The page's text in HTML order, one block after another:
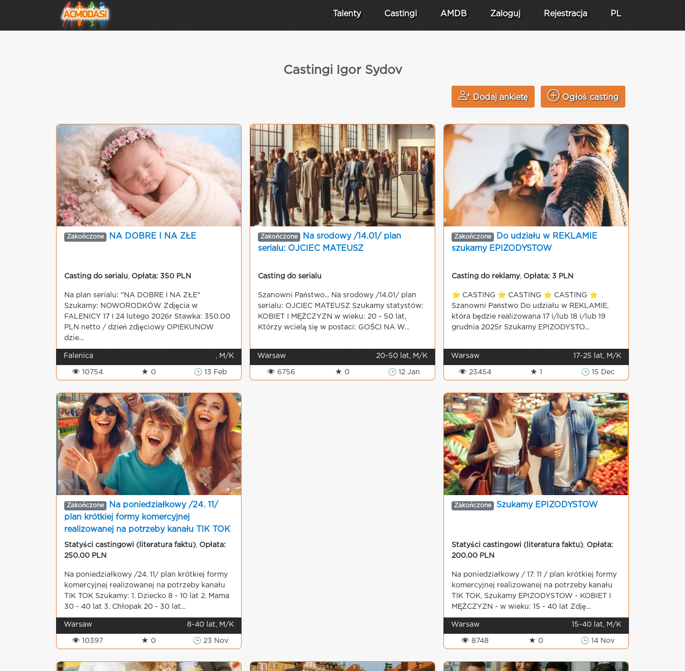
Talenty Castingi AMDB Zaloguj Rejestracja PL
Castingi Igor Sydov
Dodaj ankietę Ogłoś casting
Zakończone NA DOBRE I NA ZŁE
Casting do serialu Opłata: 350 PLN
Na plan serialu: "NA DOBRE I NA ZŁE"
Szukamy: NOWORODKÓW Zdjęcia w
FALENICY 17 I 24 lutego 2026r Stawka: 350.00
PLN netto / dzień zdjęciowy OPIEKUNOW
dzie...
Falenica , M/K
👁 10754 ★ 0 🕒 13 Feb
Zakończone
Na srodowy /14.01/ plan
serialu: OJCIEC MATEUSZ
Casting do serialu
Szanowni Państwo... Na srodowy /14.01/ plan
serialu: OJCIEC MATEUSZ Szukamy statystów:
KOBIET I MĘŻCZYZN w wieku: 20 - 50 lat,
Którzy wcielą się w postaci: GOŚCI NA W...
Warsaw 20-50 lat, M/K
👁 6756 ★ 0 🕒 12 Jan
Zakończone
Do udziału w REKLAMIE
szukamy EPIZODYSTOW
Casting do reklamy, Opłata: 3 PLN
⭐️ CASTING ⭐️ CASTING ⭐️ CASTING ⭐️
Szanowni Państwo Do udziału w REKLAMIE,
która będzie realizowana 17 i/lub 18 i/lub 19
grudnia 2025r Szukamy EPIZODYSTO...
Warsaw 17-25 lat, M/K
👁 23454 ★ 1 🕒 15 Dec
Zakończone
Na poniedziałkowy /24. 11/
plan krótkiej formy komercyjnej
realizowanej na potrzeby kanału TIK TOK
Statyści castingowi (literatura faktu)
Opłata:
250.00 PLN
Na poniedziałkowy /24. 11/ plan krótkiej formy
komercyjnej realizowanej na potrzeby kanału
TIK TOK Szukamy: 1. Dziecko 8 - 10 lat 2. Mama
30 - 40 lat 3. Chłopak 20 - 30 lat...
Warsaw 8-40 lat, M/K
👁 10397 ★ 0 🕒 23 Nov
Zakończone Szukamy EPIZODYSTOW
Statyści castingowi (literatura faktu)
Opłata:
200.00 PLN
Na poniedziałkowy / 17. 11 / plan krótkiej formy
komercyjnej realizowanej na potrzeby kanału
TIK TOK, Szukamy EPIZODYSTOW - KOBIET I
MĘŻCZYZN - w wieku: 15 - 40 lat Zdję...
Warsaw 15-40 lat, M/K
👁 8748 ★ 0 🕒 14 Nov